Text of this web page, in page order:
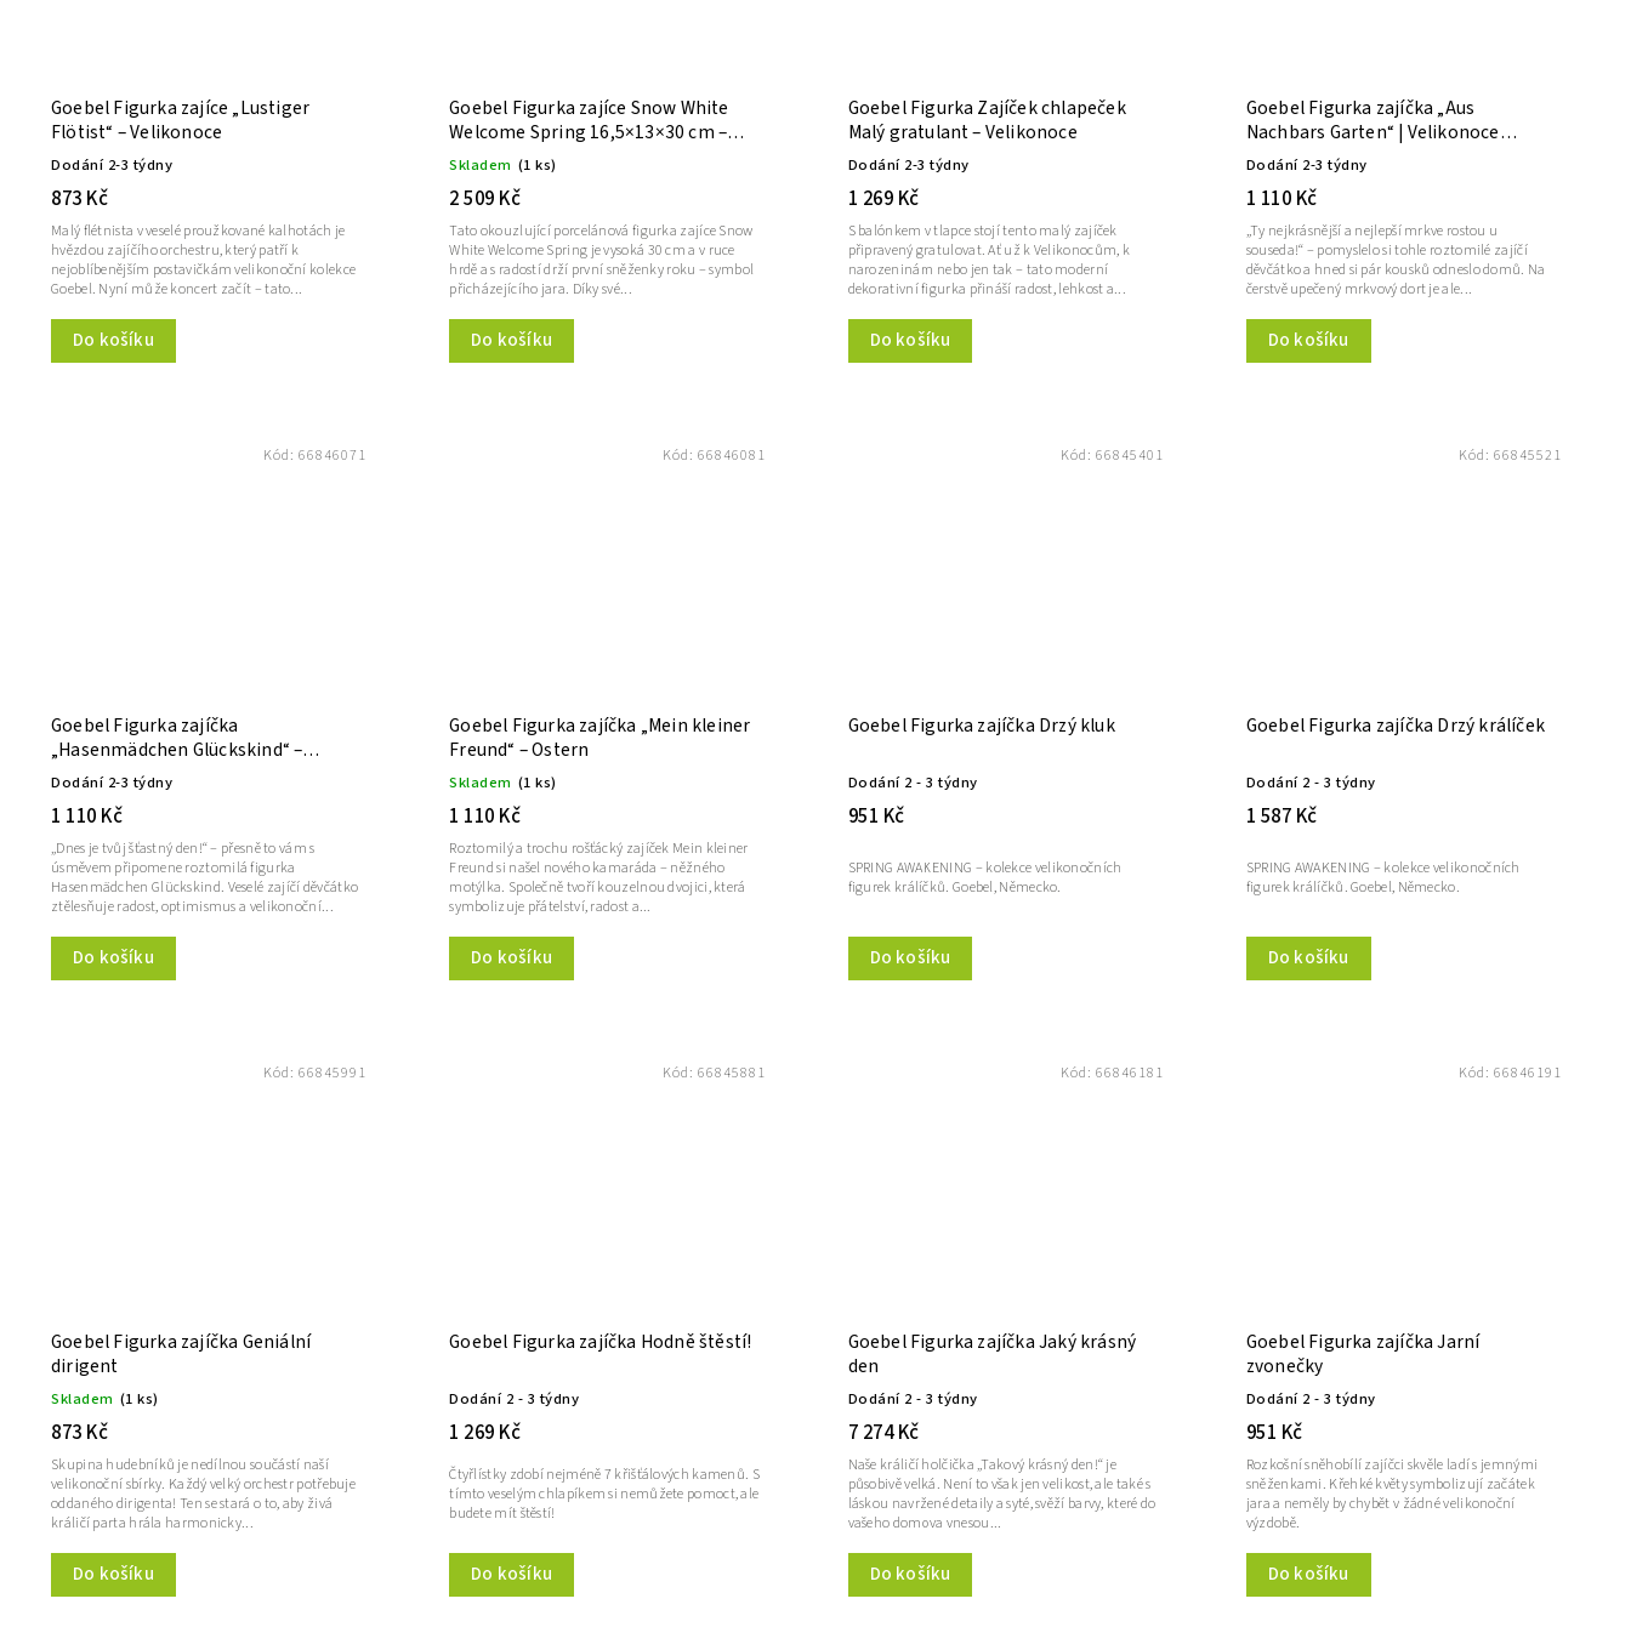
Goebel Figurka zajíce „Lustiger
Flötist“ – Velikonoce
Dodání 2-3 týdny
873 Kč
Do košíku
Malý flétnista v veselé proužkované kalhotách je
hvězdou zajíčího orchestru, který patří k
nejoblíbenějším postavičkám velikonoční kolekce
Goebel. Nyní může koncert začít – tato...
Goebel Figurka zajíce Snow White
Welcome Spring 16,5×13×30 cm –
Ostern
Skladem (1 ks)
2 509 Kč
Do košíku
Tato okouzlující porcelánová figurka zajíce Snow
White Welcome Spring je vysoká 30 cm a v ruce
hrdě a s radostí drží první sněženky roku – symbol
přicházejícího jara. Díky své...
Goebel Figurka Zajíček chlapeček
Malý gratulant – Velikonoce
Dodání 2-3 týdny
1 269 Kč
Do košíku
S balónkem v tlapce stojí tento malý zajíček
připravený gratulovat. Ať už k Velikonocům, k
narozeninám nebo jen tak – tato moderní
dekorativní figurka přináší radost, lehkost a...
Goebel Figurka zajíčka „Aus
Nachbars Garten“ | Velikonoce
Goebel
Dodání 2-3 týdny
1 110 Kč
Do košíku
„Ty nejkrásnější a nejlepší mrkve rostou u
souseda!“ – pomyslelo si tohle roztomilé zajíčí
děvčátko a hned si pár kousků odneslo domů. Na
čerstvě upečený mrkvový dort je ale...
Goebel Figurka zajíčka
„Hasenmädchen Glückskind“ –
Ostern
Dodání 2-3 týdny
1 110 Kč
Do košíku
„Dnes je tvůj šťastný den!“ – přesně to vám s
úsměvem připomene roztomilá figurka
Hasenmädchen Glückskind. Veselé zajíčí děvčátko
ztělesňuje radost, optimismus a velikonoční...
Kód:66846071
Goebel Figurka zajíčka „Mein kleiner
Freund“ – Ostern
Skladem (1 ks)
1 110 Kč
Do košíku
Roztomilý a trochu rošťácký zajíček Mein kleiner
Freund si našel nového kamaráda – něžného
motýlka. Společně tvoří kouzelnou dvojici, která
symbolizuje přátelství, radost a...
Kód: 66846081
Goebel Figurka zajíčka Drzý kluk
Dodání 2 - 3 týdny
951 Kč
Do košíku
SPRING AWAKENING – kolekce velikonočních
figurek králíčků. Goebel, Německo.
Kód: 66845401
Goebel Figurka zajíčka Drzý králíček
Dodání 2 - 3 týdny
1 587 Kč
Do košíku
SPRING AWAKENING – kolekce velikonočních
figurek králíčků. Goebel, Německo.
Kód: 66845521
Goebel Figurka zajíčka Geniální
dirigent
Skladem (1 ks)
873 Kč
Do košíku
Skupina hudebníků je nedílnou součástí naší
velikonoční sbírky. Každý velký orchestr potřebuje
oddaného dirigenta! Ten se stará o to, aby živá
králičí parta hrála harmonicky...
Kód:66845991
Goebel Figurka zajíčka Hodně štěstí!
Dodání 2 - 3 týdny
1 269 Kč
Do košíku
Čtyřlístky zdobí nejméně 7 křišťálových kamenů. S
tímto veselým chlapíkem si nemůžete pomoct, ale
budete mít štěstí!
Kód: 66845881
Goebel Figurka zajíčka Jaký krásný
den
Dodání 2 - 3 týdny
7 274 Kč
Do košíku
Naše králičí holčička „Takový krásný den!“ je
působivě velká. Není to však jen velikost, ale také s
láskou navržené detaily a syté, svěží barvy, které do
vašeho domova vnesou...
Kód: 66846181
Goebel Figurka zajíčka Jarní
zvonečky
Dodání 2 - 3 týdny
951 Kč
Do košíku
Rozkošní sněhobílí zajíčci skvěle ladí s jemnými
sněženkami. Křehké květy symbolizují začátek
jara a neměly by chybět v žádné velikonoční
výzdobě.
Kód: 66846191